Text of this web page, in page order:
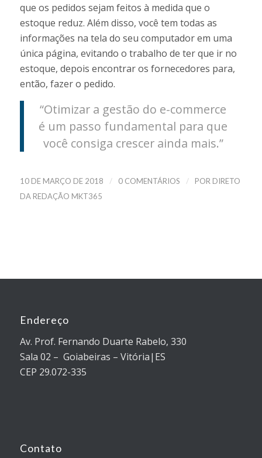
que os pedidos sejam feitos à medida que o
estoque reduz. Além disso, você tem todas as
informações na tela do seu computador em uma
única página, evitando o trabalho de ter que ir no
estoque, depois encontrar os fornecedores para,
então, fazer o pedido.
“Otimizar a gestão do e-commerce
é um passo fundamental para que
você consiga crescer ainda mais.”
10 DE MARÇO DE 2018 / 0 COMENTÁRIOS / POR DIRETO
DA REDAÇÃO MKT365
Endereço
Av. Prof. Fernando Duarte Rabelo, 330
Sala 02 – Goiabeiras – Vitória|ES
CEP 29.072-335
Contato